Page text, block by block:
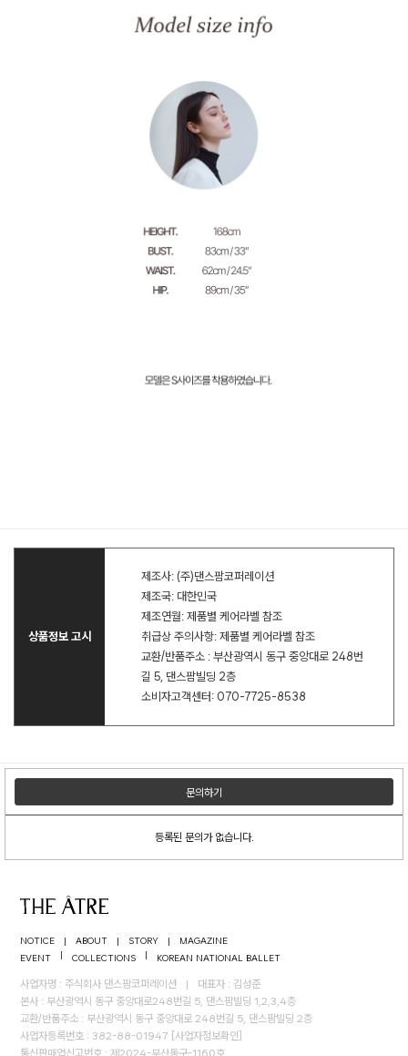
상품정보 고시
제조사: (주)댄스팜코퍼레이션
제조국: 대한민국
제조연월: 제품별 케어라벨 참조
취급상 주의사항: 제품별 케어라벨 참조
교환/반품주소 : 부산광역시 동구 중앙대로 248번
길 5, 댄스팜빌딩 2층
소비자고객센터: 070-7725-8538
문의하기
등록된 문의가 없습니다.
NOTICE | ABOUT | STORY |
MAGAZINE
EVENT
| COLLECTIONS | KOREAN NATIONAL BALLET
사업자명 : 주식회사 댄스팜코퍼레이션 |
대표자 : 김성준
본사 : 부산광역시 동구 중앙대로248번길 5, 댄스팜빌딩 1,2,3,4층
교환/반품주소 : 부산광역시 동구 중앙대로 248번길 5, 댄스팜빌딩 2층
사업자등록번호 : 382-88-01947 [사업자정보확인]